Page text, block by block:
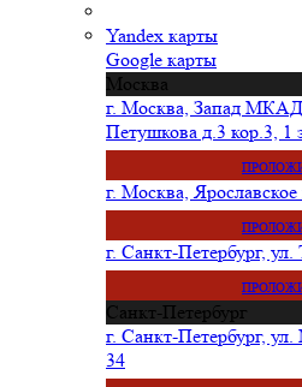
Yandex карты
Google карты
Москва
г. Москва, Запад
Петушкова д.3 кор.3,
г. Москва,
г. Санкт-Петербург, ул.
Санкт-Петербург
г. Санкт-Петербург,
34